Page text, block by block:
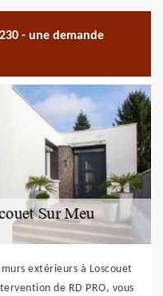
- une demande
extérieurs à Loscouet
de RD PRO, vous